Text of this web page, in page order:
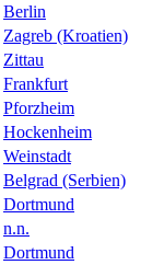
Berlin
Zagreb (Kroatien)
Zittau
Frankfurt
Pforzheim
Hockenheim
Weinstadt
Belgrad (Serbien)
Dortmund
n.n.
Dortmund